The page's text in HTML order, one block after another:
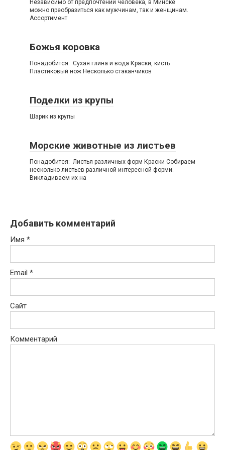
Независимо от предпочтений человека, в Минске
можно преобразиться как мужчинам, так и женщинам.
Ассортимент
Божья коровка
Понадобится: Сухая глина и вода Краски, кисть
Пластиковый нож Несколько стаканчиков
Поделки из крупы
Шарик из крупы
Морские животные из листьев
Понадобится: Листья различных форм Краски Собираем
несколько листьев различной интересной форми.
Викладиваем их на
Добавить комментарий
Имя *
Email *
Сайт
Комментарий